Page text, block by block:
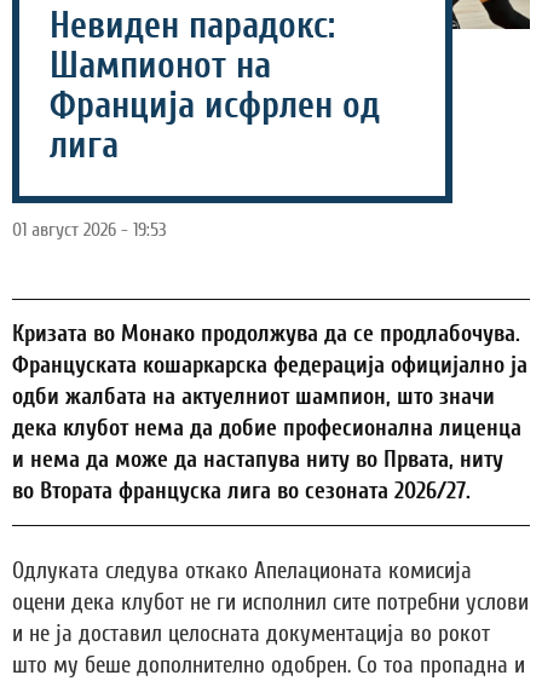
Невиден парадокс:
Шампионот на
Франција исфрлен од
лига
01 август 2026 - 19:53
Кризата во Монако продолжува да се продлабочува.
Француската кошаркарска федерација официјално ја
одби жалбата на актуелниот шампион, што значи
дека клубот нема да добие професионална лиценца
и нема да може да настапува ниту во Првата, ниту
во Втората француска лига во сезоната 2026/27.
Одлуката следува откако Апелационата комисија
оцени дека клубот не ги исполнил сите потребни услови
и не ја доставил целосната документација во рокот
што му беше дополнително одобрен. Со тоа пропадна и